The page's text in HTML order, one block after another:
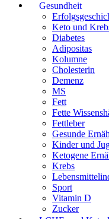
Gesundheit
Keto und
Diabetes
Adipositas
Kolumne
Cholesterin
Demenz
MS
Fett
Fette
Fettleber
Gesunde
Kinder und
Ketogene
Krebs
Sport
Vitamin D
Zucker